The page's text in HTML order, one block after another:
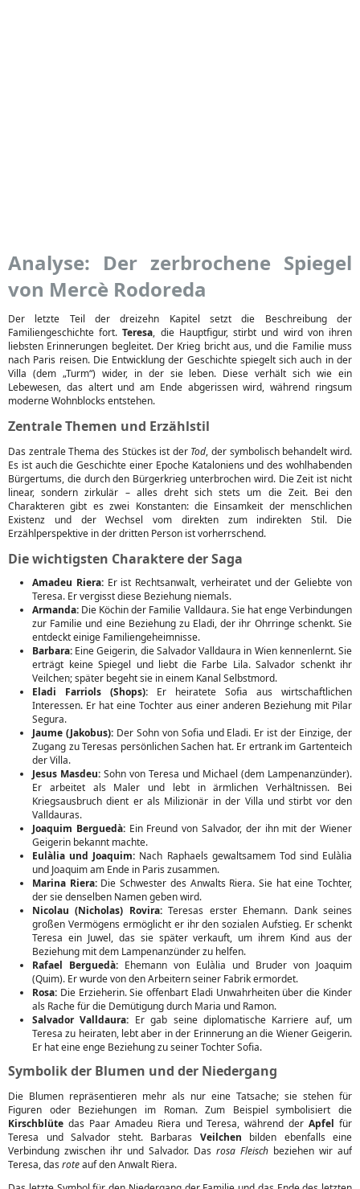
Analyse: Der zerbrochene Spiegel
von Mercè Rodoreda
Der letzte Teil der dreizehn Kapitel setzt die Beschreibung der
Familiengeschichte fort.Teresa, die Hauptfigur, stirbt und wird von ihren
liebsten Erinnerungen begleitet. Der Krieg bricht aus, und die Familie muss
nach Paris reisen. Die Entwicklung der Geschichte spiegelt sich auch in der
Villa (dem „Turm“) wider, in der sie leben. Diese verhält sich wie ein
Lebewesen, das altert und am Ende abgerissen wird, während ringsum
moderne Wohnblocks entstehen.
Zentrale Themen und Erzählstil
Das zentrale Thema des Stückes ist der Tod, der symbolisch behandelt wird.
Es ist auch die Geschichte einer Epoche Kataloniens und des wohlhabenden
Bürgertums, die durch den Bürgerkrieg unterbrochen wird. Die Zeit ist nicht
linear, sondern zirkulär – alles dreht sich stets um die Zeit. Bei den
Charakteren gibt es zwei Konstanten: die Einsamkeit der menschlichen
Existenz und der Wechsel vom direkten zum indirekten Stil. Die
Erzählperspektive in der dritten Person ist vorherrschend.
Die wichtigsten Charaktere der Saga
Amadeu Riera:Er ist Rechtsanwalt, verheiratet und der Geliebte von
Teresa. Er vergisst diese Beziehung niemals.
Armanda: Die Köchin der Familie Valldaura. Sie hat enge Verbindungen
zur Familie und eine Beziehung zu Eladi, der ihr Ohrringe schenkt. Sie
entdeckt einige Familiengeheimnisse.
Barbara: Eine Geigerin, die Salvador Valldaura in Wien kennenlernt. Sie
erträgt keine Spiegel und liebt die Farbe Lila. Salvador schenkt ihr
Veilchen; später begeht sie in einem Kanal Selbstmord.
Eladi Farriols (Shops): Er heiratete Sofia aus wirtschaftlichen
Interessen. Er hat eine Tochter aus einer anderen Beziehung mit Pilar
Segura.
Jaume (Jakobus):Der Sohn von Sofia und Eladi. Er ist der Einzige, der
Zugang zu Teresas persönlichen Sachen hat. Er ertrank im Gartenteich
der Villa.
Jesus Masdeu: Sohn von Teresa und Michael (dem Lampenanzünder).
Er arbeitet als Maler und lebt in ärmlichen Verhältnissen. Bei
Kriegsausbruch dient er als Milizionär in der Villa und stirbt vor den
Valldauras.
Joaquim Berguedà:Ein Freund von Salvador, der ihn mit der Wiener
Geigerin bekannt machte.
Eulàlia und Joaquim: Nach Raphaels gewaltsamem Tod sind Eulàlia
und Joaquim am Ende in Paris zusammen.
Marina Riera:Die Schwester des Anwalts Riera. Sie hat eine Tochter,
der sie denselben Namen geben wird.
Nicolau (Nicholas) Rovira:Teresas erster Ehemann. Dank seines
großen Vermögens ermöglicht er ihr den sozialen Aufstieg. Er schenkt
Teresa ein Juwel, das sie später verkauft, um ihrem Kind aus der
Beziehung mit dem Lampenanzünder zu helfen.
Rafael Berguedà: Ehemann von Eulàlia und Bruder von Joaquim
(Quim). Er wurde von den Arbeitern seiner Fabrik ermordet.
Rosa: Die Erzieherin. Sie offenbart Eladi Unwahrheiten über die Kinder
als Rache für die Demütigung durch Maria und Ramon.
Salvador Valldaura: Er gab seine diplomatische Karriere auf, um
Teresa zu heiraten, lebt aber in der Erinnerung an die Wiener Geigerin.
Er hat eine enge Beziehung zu seiner Tochter Sofia.
Symbolik der Blumen und der Niedergang
Die Blumen repräsentieren mehr als nur eine Tatsache; sie stehen für
Figuren oder Beziehungen im Roman. Zum Beispiel symbolisiert die
Kirschblüte das Paar Amadeu Riera und Teresa, während derApfel für
Teresa und Salvador steht. Barbaras Veilchen bilden ebenfalls eine
Verbindung zwischen ihr und Salvador. Das rosa Fleisch beziehen wir auf
Teresa, das roteauf den Anwalt Riera.